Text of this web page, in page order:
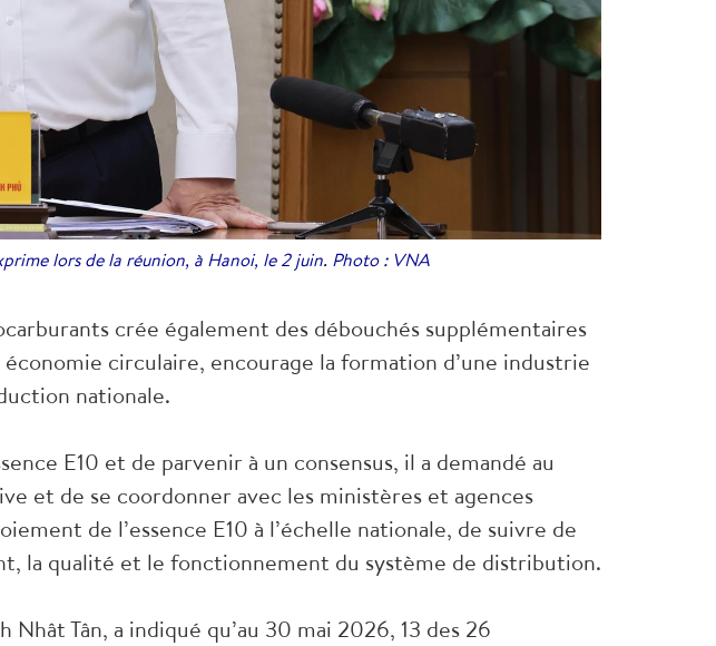
lors de la réunion, à Hanoi, le 2 juin. Photo : VNA
crée également des débouchés supplémentaires
circulaire, encourage la formation d’une industrie
nationale.
E10 et de parvenir à un consensus, il a demandé au
et de se coordonner avec les ministères et agences
de l’essence E10 à l’échelle nationale, de suivre de
la qualité et le fonctionnement du système de distribution.
Tân, a indiqué qu’au 30 mai 2026, 13 des 26